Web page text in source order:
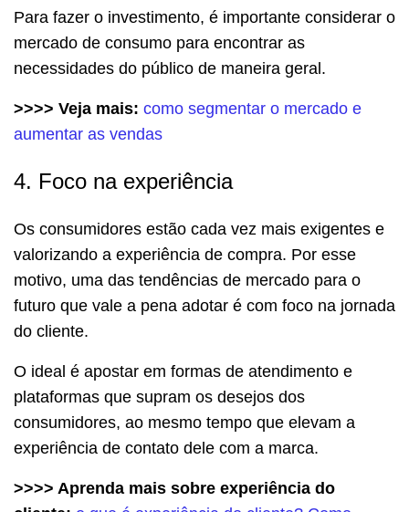
Para fazer o investimento, é importante considerar o
mercado de consumo para encontrar as
necessidades do público de maneira geral.
>>>> Veja mais: como segmentar o mercado e
aumentar as vendas
4. Foco na experiência
Os consumidores estão cada vez mais exigentes e
valorizando a experiência de compra. Por esse
motivo, uma das tendências de mercado para o
futuro que vale a pena adotar é com foco na jornada
do cliente.
O ideal é apostar em formas de atendimento e
plataformas que supram os desejos dos
consumidores, ao mesmo tempo que elevam a
experiência de contato dele com a marca.
>>>> Aprenda mais sobre experiência do